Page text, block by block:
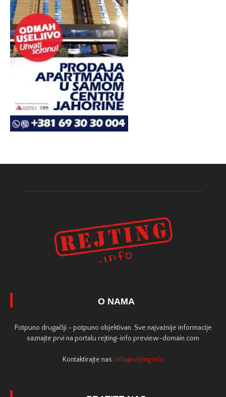
O NAMA
Potpuno drugačiji - potpuno objektivan. Sve najvažnije informacije
saznajte prvi na portalu rejting-info.preview-domain.com
Kontaktirajte nas: info@rejting.info